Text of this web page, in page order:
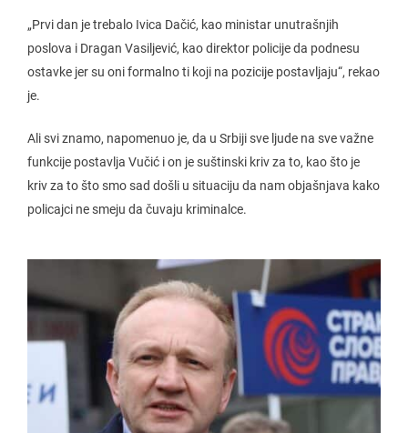
„Prvi dan je trebalo Ivica Dačić, kao ministar unutrašnjih
poslova i Dragan Vasiljević, kao direktor policije da podnesu
ostavke jer su oni formalno ti koji na pozicije postavljaju“, rekao
je.
Ali svi znamo, napomenuo je, da u Srbiji sve ljude na sve važne
funkcije postavlja Vučić i on je suštinski kriv za to, kao što je
kriv za to što smo sad došli u situaciju da nam objašnjava kako
policajci ne smeju da čuvaju kriminalce.